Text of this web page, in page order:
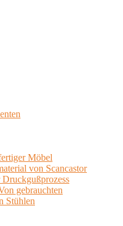
Möbel
von Scancastor
Druckgußprozess
gebrauchten
Stühlen